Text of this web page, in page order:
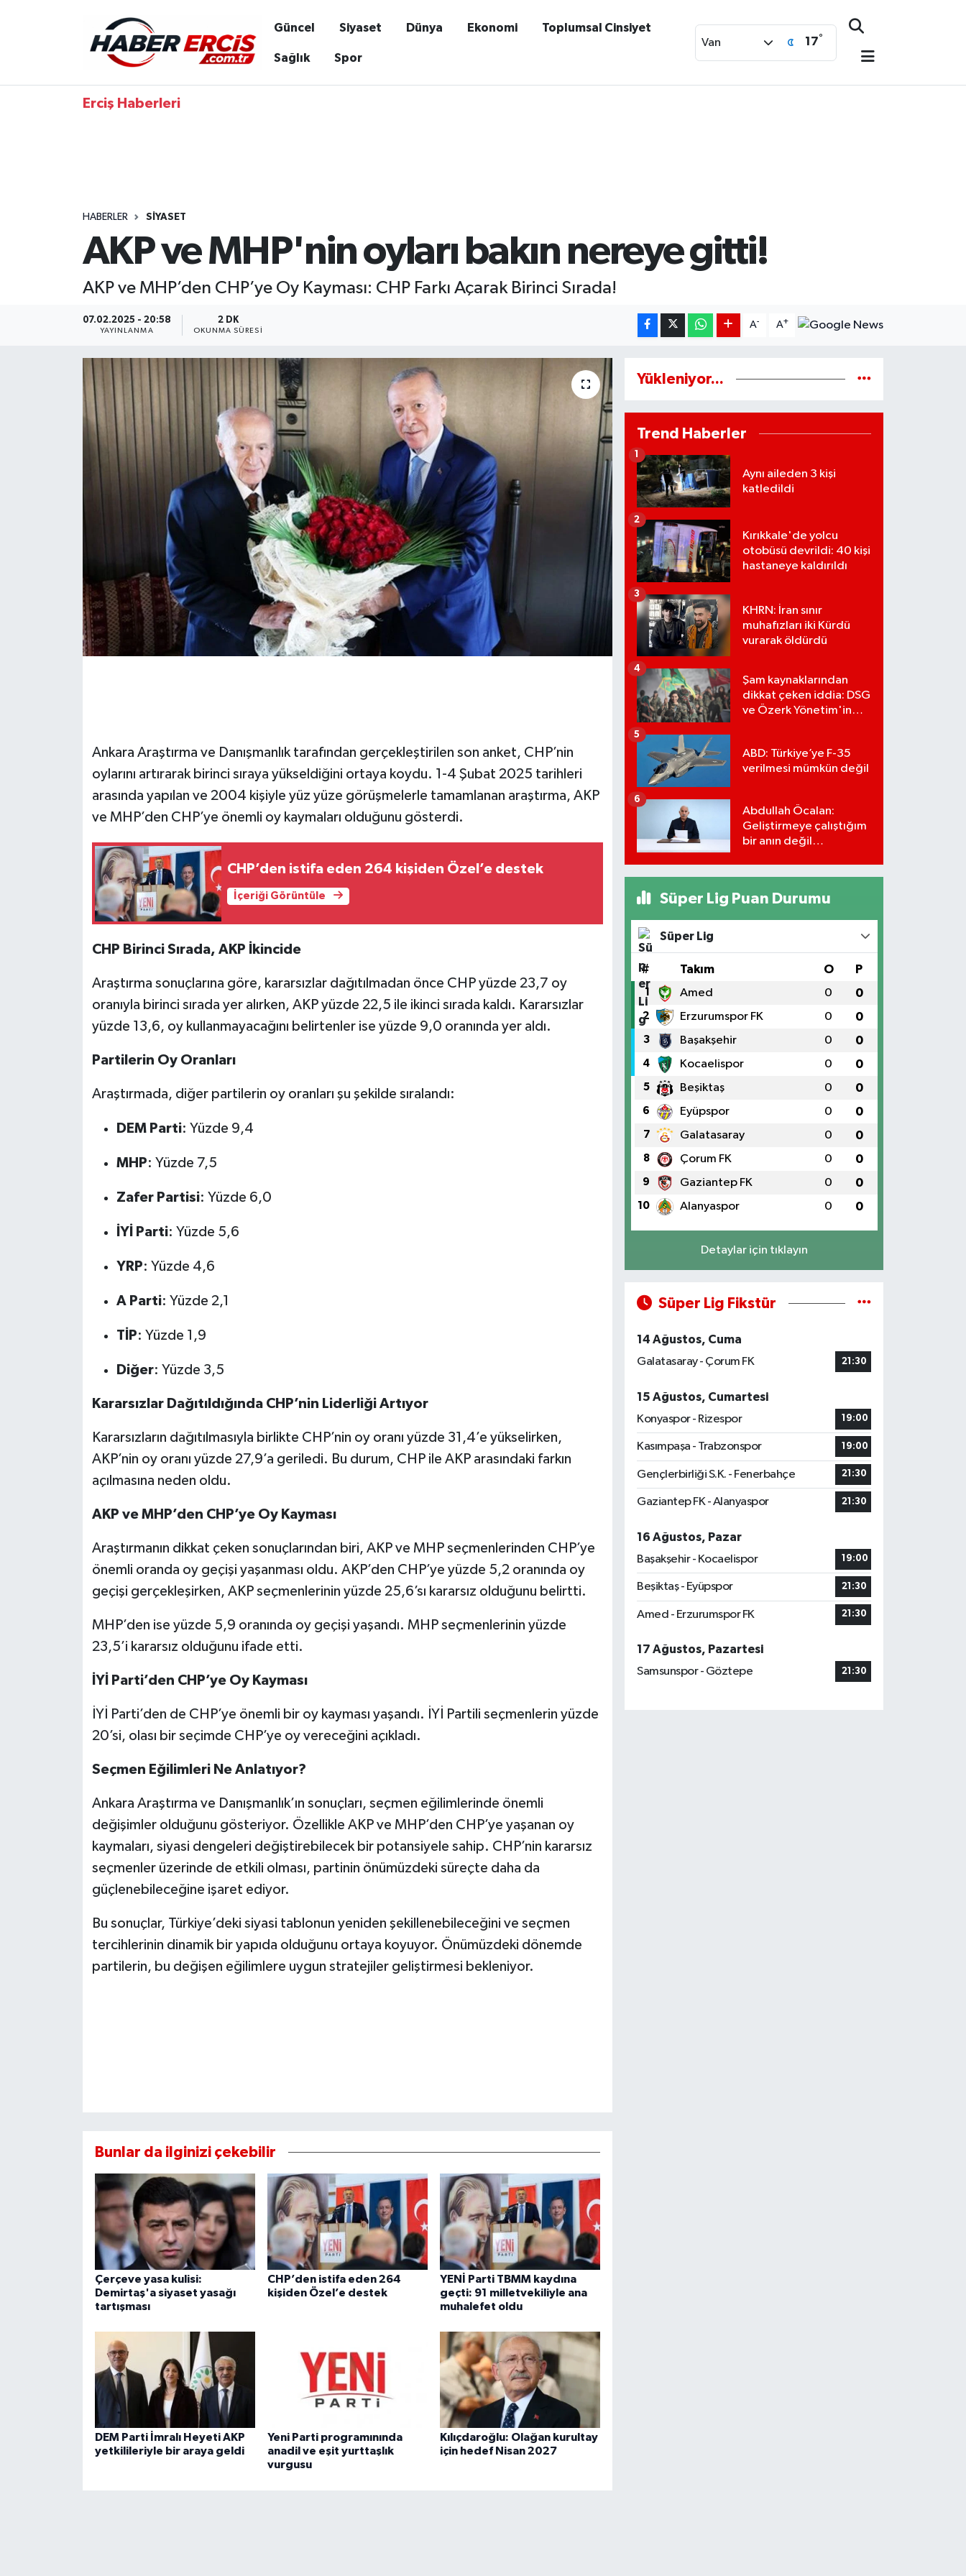
Güncel Siyaset Dünya Ekonomi Toplumsal Cinsiyet
Sağlık Spor
Van 17°
Erciş Haberleri
HABERLER SIYASET
AKP ve MHP'nin oyları bakın nereye gitti!
AKP ve MHP’den CHP’ye Oy Kayması: CHP Farkı Açarak Birinci Sırada!
07.02.2025 - 20:58
YAYINLANMA
2 DK
OKUNMA SÜRESI
A- A+
Ankara Araştırma ve Danışmanlık tarafından gerçekleştirilen son anket, CHP’nin
oylarını artırarak birinci sıraya yükseldiğini ortaya koydu. 1-4 Şubat 2025 tarihleri
arasında yapılan ve 2004 kişiyle yüz yüze görüşmelerle tamamlanan araştırma, AKP
ve MHP’den CHP’ye önemli oy kaymaları olduğunu gösterdi.
CHP’den istifa eden 264 kişiden Özel’e destek
İçeriği Görüntüle
CHP Birinci Sırada, AKP İkincide
Araştırma sonuçlarına göre, kararsızlar dağıtılmadan önce CHP yüzde 23,7 oy
oranıyla birinci sırada yer alırken, AKP yüzde 22,5 ile ikinci sırada kaldı. Kararsızlar
yüzde 13,6, oy kullanmayacağını belirtenler ise yüzde 9,0 oranında yer aldı.
Partilerin Oy Oranları
Araştırmada, diğer partilerin oy oranları şu şekilde sıralandı:
DEM Parti: Yüzde 9,4
MHP: Yüzde 7,5
Zafer Partisi: Yüzde 6,0
İYİ Parti: Yüzde 5,6
YRP: Yüzde 4,6
A Parti: Yüzde 2,1
TİP: Yüzde 1,9
Diğer: Yüzde 3,5
Kararsızlar Dağıtıldığında CHP’nin Liderliği Artıyor
Kararsızların dağıtılmasıyla birlikte CHP’nin oy oranı yüzde 31,4’e yükselirken,
AKP’nin oy oranı yüzde 27,9’a geriledi. Bu durum, CHP ile AKP arasındaki farkın
açılmasına neden oldu.
AKP ve MHP’den CHP’ye Oy Kayması
Araştırmanın dikkat çeken sonuçlarından biri, AKP ve MHP seçmenlerinden CHP’ye
önemli oranda oy geçişi yaşanması oldu. AKP’den CHP’ye yüzde 5,2 oranında oy
geçişi gerçekleşirken, AKP seçmenlerinin yüzde 25,6’sı kararsız olduğunu belirtti.
MHP’den ise yüzde 5,9 oranında oy geçişi yaşandı. MHP seçmenlerinin yüzde
23,5’i kararsız olduğunu ifade etti.
İYİ Parti’den CHP’ye Oy Kayması
İYİ Parti’den de CHP’ye önemli bir oy kayması yaşandı. İYİ Partili seçmenlerin yüzde
20’si, olası bir seçimde CHP’ye oy vereceğini açıkladı.
Seçmen Eğilimleri Ne Anlatıyor?
Ankara Araştırma ve Danışmanlık’ın sonuçları, seçmen eğilimlerinde önemli
değişimler olduğunu gösteriyor. Özellikle AKP ve MHP’den CHP’ye yaşanan oy
kaymaları, siyasi dengeleri değiştirebilecek bir potansiyele sahip. CHP’nin kararsız
seçmenler üzerinde de etkili olması, partinin önümüzdeki süreçte daha da
güçlenebileceğine işaret ediyor.
Bu sonuçlar, Türkiye’deki siyasi tablonun yeniden şekillenebileceğini ve seçmen
tercihlerinin dinamik bir yapıda olduğunu ortaya koyuyor. Önümüzdeki dönemde
partilerin, bu değişen eğilimlere uygun stratejiler geliştirmesi bekleniyor.
Bunlar da ilginizi çekebilir
Çerçeve yasa kulisi:
Demirtaş'a siyaset yasağı
tartışması
CHP’den istifa eden 264
kişiden Özel’e destek
YENİ Parti TBMM kaydına
geçti: 91 milletvekiliyle ana
muhalefet oldu
DEM Parti İmralı Heyeti AKP
yetkilileriyle bir araya geldi
Yeni Parti programınında
anadil ve eşit yurttaşlık
vurgusu
Kılıçdaroğlu: Olağan kurultay
için hedef Nisan 2027
Yükleniyor...
Trend Haberler
Aynı aileden 3 kişi
katledildi
1
Kırıkkale'de yolcu
otobüsü devrildi: 40 kişi
hastaneye kaldırıldı
2
KHRN: İran sınır
muhafızları iki Kürdü
vurarak öldürdü
3
Şam kaynaklarından
dikkat çeken iddia: DSG
ve Özerk Yönetim'in
4
ABD: Türkiye’ye F-35
verilmesi mümkün değil
5
Abdullah Öcalan:
Geliştirmeye çalıştığım
bir anın değil
6
Süper Lig Puan Durumu
Süper Lig
# Takım O P
1 Amed 0 0
2 Erzurumspor FK 0 0
3 Başakşehir 0 0
4 Kocaelispor 0 0
5 Beşiktaş 0 0
6 Eyüpspor 0 0
7 Galatasaray 0 0
8 Çorum FK 0 0
9 Gaziantep FK 0 0
10 Alanyaspor 0 0
Detaylar için tıklayın
Süper Lig Fikstür
14 Ağustos, Cuma
Galatasaray - Çorum FK
21:30
15 Ağustos, Cumartesi
Konyaspor - Rizespor
19:00
Kasımpaşa - Trabzonspor 19:00
Gençlerbirliği S.K. - Fenerbahçe 21:30
Gaziantep FK - Alanyaspor 21:30
16 Ağustos, Pazar
Başakşehir - Kocaelispor
19:00
Beşiktaş - Eyüpspor 21:30
Amed - Erzurumspor FK 21:30
17 Ağustos, Pazartesi
Samsunspor - Göztepe
21:30